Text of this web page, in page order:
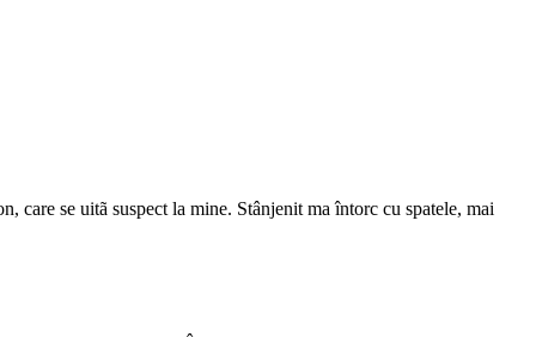
care se uitã suspect la mine. Stânjenit ma întorc cu spatele, mai